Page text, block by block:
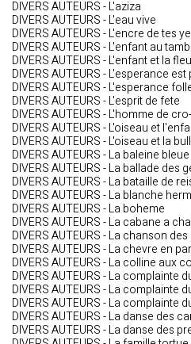
DIVERS AUTEURS - L'aziza
DIVERS AUTEURS - L'eau vive
DIVERS AUTEURS - L'encre de tes
DIVERS AUTEURS - L'enfant au
DIVERS AUTEURS - L'enfant et la
DIVERS AUTEURS - L'esperance est
DIVERS AUTEURS - L'esperance
DIVERS AUTEURS - L'esprit de fete
DIVERS AUTEURS - L'homme de
DIVERS AUTEURS - L'oiseau et
DIVERS AUTEURS - L'oiseau et la
DIVERS AUTEURS - La baleine bleue
DIVERS AUTEURS - La ballade des
DIVERS AUTEURS - La bataille de
DIVERS AUTEURS - La blanche
DIVERS AUTEURS - La boheme
DIVERS AUTEURS - La cabane a
DIVERS AUTEURS - La chanson
DIVERS AUTEURS - La chevre en
DIVERS AUTEURS - La colline aux
DIVERS AUTEURS - La complainte
DIVERS AUTEURS - La complainte
DIVERS AUTEURS - La complainte
DIVERS AUTEURS - La danse des
DIVERS AUTEURS - La danse des